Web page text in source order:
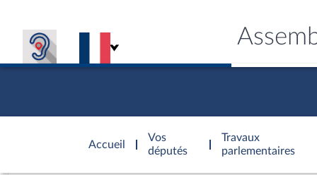
Accueil
d'accueil
Vos
députés
Travaux
parlementaires